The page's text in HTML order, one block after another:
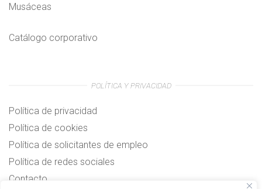
Musáceas
Catálogo corporativo
POLÍTICA Y PRIVACIDAD
Política de privacidad
Política de cookies
Política de solicitantes de empleo
Política de redes sociales
Contacto